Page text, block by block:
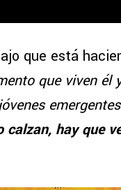
que está
que viven él
calzan, hay que